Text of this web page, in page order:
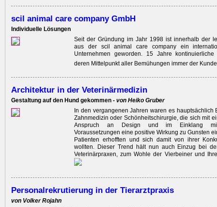
scil animal care company GmbH
Individuelle Lösungen
Seit der Gründung im Jahr 1998 ist innerhalb der
aus der scil animal care company ein
Unternehmen geworden. 15 Jahre
deren Mittelpunkt aller Bemühungen immer der
Architektur in der Veterinärmedizin
Gestaltung auf den Hund gekommen - von Heiko Gruber
In den vergangenen Jahren waren es hauptsächlich
Zahnmedizin oder Schönheitschirurgie, die sich mit
Anspruch an Design und im Einklang mit
Voraussetzungen eine positive Wirkung zu Gunsten
Patienten erhofften und sich damit von ihrer
wollten. Dieser Trend hält nun auch Einzug bei
Veterinärpraxen, zum Wohle der Vierbeiner und
Personalrekrutierung in der Tierarztpraxis
von Volker Rojahn